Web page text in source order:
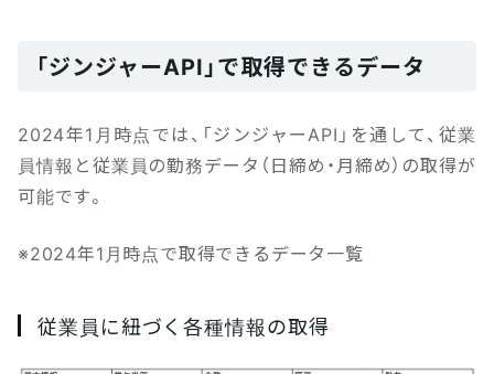
「ジンジャーAPI」で取得できるデータ
2024年1月時点では、「ジンジャーAPI」を通して、従業
員情報と従業員の勤務データ（日締め・月締め）の取得が
可能です。
※2024年1月時点で取得できるデータ一覧
従業員に紐づく各種情報の取得